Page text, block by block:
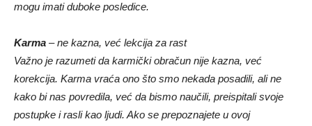
mogu imati duboke posledice.
Karma – ne kazna, već lekcija za rast
Važno je razumeti da karmički obračun nije kazna, već
korekcija. Karma vraća ono što smo nekada posadili, ali ne
kako bi nas povredila, već da bismo naučili, preispitali svoje
postupke i rasli kao ljudi. Ako se prepoznajete u ovoj